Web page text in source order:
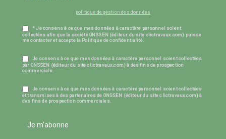
politique de gestion des données
* Je consens à ce que mes données à caractère personnel soient
collectées afin que la société ONSSEN (éditeur du site clictravaux.com) puisse
me contacter et accepte la Politique de confidentialité.
Je consens à ce que mes données à caractère personnel soient collectées
par ONSSEN (éditeur du site clictravaux.com) à des fins de prospection
commerciale.
Je consens à ce que mes données à caractère personnel soient collectées
et transmises à des partenaires de ONSSEN (éditeur du site clictravaux.com) à
des fins de prospection commerciales.
Je m'abonne